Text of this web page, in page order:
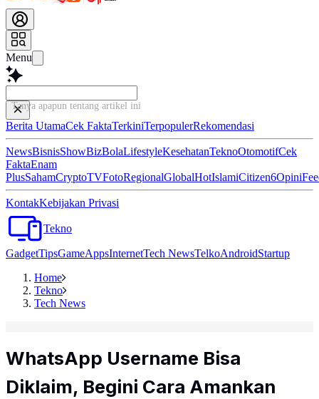
Menu
Tanya apapun tentang artikel ini...
Berita UtamaCek FaktaTerkiniTerpopulerRekomendasi
NewsBisnisShowBizBolaLifestyleKesehatanTeknoOtomotifCek
FaktaEnam
PlusSahamCryptoTVFotoRegionalGlobalHotIslamiCitizen6Opini
KontakKebijakan Privasi
Tekno
GadgetTipsGameAppsInternetTech NewsTelkoAndroidStartup
Home
Tekno
Tech News
WhatsApp Username Bisa
Diklaim, Begini Cara Amankan